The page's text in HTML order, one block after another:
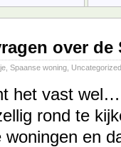
over de
Spaanse woning Uncategorized
het vast
rond te
woningen en